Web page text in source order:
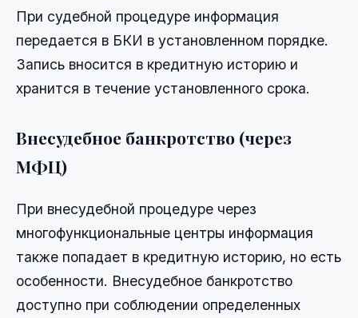
При судебной процедуре информация
передается в БКИ в установленном порядке.
Запись вносится в кредитную историю и
хранится в течение установленного срока.
Внесудебное банкротство (через
МФЦ)
При внесудебной процедуре через
многофункциональные центры информация
также попадает в кредитную историю, но есть
особенности. Внесудебное банкротство
доступно при соблюдении определенных